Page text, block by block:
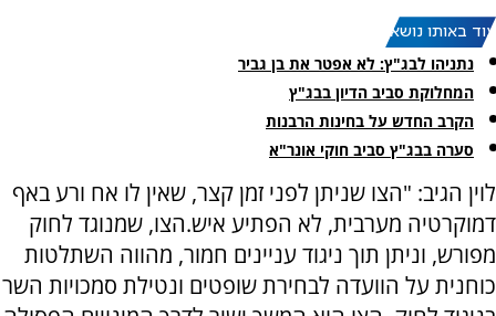
עוד באותו נושא:
נתניהו לבג"ץ: לא אפטר את בן גביר
המחלוקת סביב הדיון בבג"ץ
הקרב החדש על בחינות הרבנות
סערה בבג"ץ סביב חוקי אונר"א
לוין הגיב: "הצו שניתן לפני זמן קצר, שאין לו אח ורע באף
דמוקרטיה מערבית, לא הפתיע איש.הצו, שמנוגד לחוק
מפורש, וניתן תוך ניגוד עניינים חמור, מהווה השתלטות
כוחנית על הוועדה לבחירת שופטים ונטילת סמכויות השר